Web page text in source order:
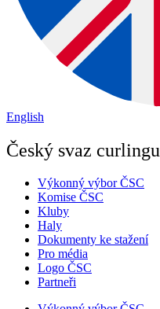
English
Český svaz curlingu
Výkonný výbor ČSC
Komise ČSC
Kluby
Haly
Dokumenty ke stažení
Pro média
Logo ČSC
Partneři